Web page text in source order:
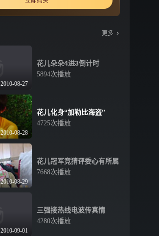
更多
2010-08-27
花儿朵朵4进3倒计时
5894次播放
2010-08-28
花儿化身“加勒比海盗”
4725次播放
2010-08-29
花儿冠军竞猜评委心有所属
7668次播放
2010-09-01
三强接热线电波传真情
4280次播放